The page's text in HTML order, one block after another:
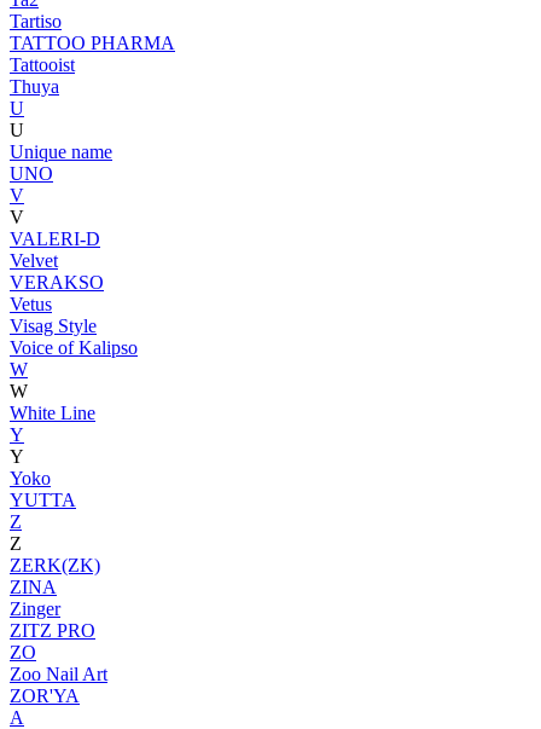
Tartiso
TATTOO PHARMA
Tattooist
Thuya
U
U
Unique name
UNO
V
V
VALERI-D
Velvet
VERAKSO
Vetus
Visag Style
Voice of Kalipso
W
W
White Line
Y
Y
Yoko
YUTTA
Z
Z
ZERK(ZK)
ZINA
Zinger
ZITZ PRO
ZO
Zoo Nail Art
ZOR'YA
А